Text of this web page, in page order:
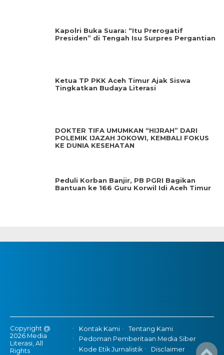
Kapolri Buka Suara: “Itu Prerogatif
Presiden” di Tengah Isu Surpres Pergantian
Ketua TP PKK Aceh Timur Ajak Siswa
Tingkatkan Budaya Literasi
DOKTER TIFA UMUMKAN “HIJRAH” DARI
POLEMIK IJAZAH JOKOWI, KEMBALI FOKUS
KE DUNIA KESEHATAN
Peduli Korban Banjir, PB PGRI Bagikan
Bantuan ke 166 Guru Korwil Idi Aceh Timur
Copyright @
2026 Media
Literasi, All
Rights
Kontak Kami
Tentang Kami
Pedoman Pemberitaan Media Siber
Kode Etik Jurnalistik
Disclaimer